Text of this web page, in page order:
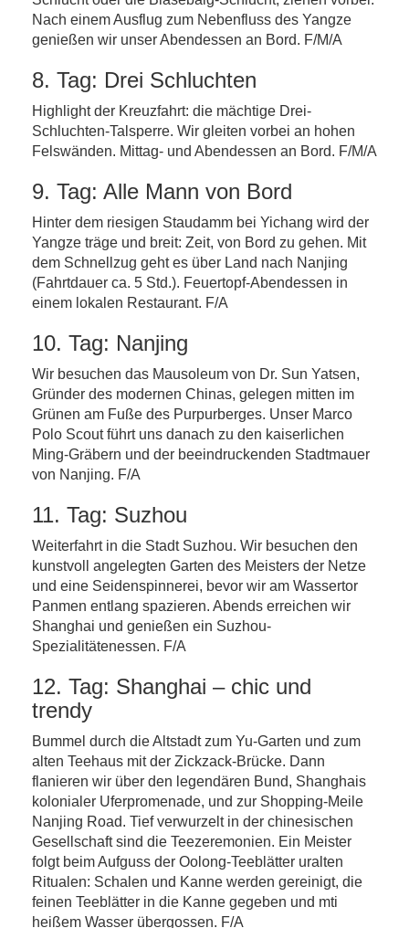
Nach einem Ausflug zum Nebenfluss des Yangze
genießen wir unser Abendessen an Bord. F/M/A
8. Tag: Drei Schluchten
Highlight der Kreuzfahrt: die mächtige Drei-
Schluchten-Talsperre. Wir gleiten vorbei an hohen
Felswänden. Mittag- und Abendessen an Bord. F/M/A
9. Tag: Alle Mann von Bord
Hinter dem riesigen Staudamm bei Yichang wird der
Yangze träge und breit: Zeit, von Bord zu gehen. Mit
dem Schnellzug geht es über Land nach Nanjing
(Fahrtdauer ca. 5 Std.). Feuertopf-Abendessen in
einem lokalen Restaurant. F/A
10. Tag: Nanjing
Wir besuchen das Mausoleum von Dr. Sun Yatsen,
Gründer des modernen Chinas, gelegen mitten im
Grünen am Fuße des Purpurberges. Unser Marco
Polo Scout führt uns danach zu den kaiserlichen
Ming-Gräbern und der beeindruckenden Stadtmauer
von Nanjing. F/A
11. Tag: Suzhou
Weiterfahrt in die Stadt Suzhou. Wir besuchen den
kunstvoll angelegten Garten des Meisters der Netze
und eine Seidenspinnerei, bevor wir am Wassertor
Panmen entlang spazieren. Abends erreichen wir
Shanghai und genießen ein Suzhou-
Spezialitätenessen. F/A
12. Tag: Shanghai – chic und
trendy
Bummel durch die Altstadt zum Yu-Garten und zum
alten Teehaus mit der Zickzack-Brücke. Dann
flanieren wir über den legendären Bund, Shanghais
kolonialer Uferpromenade, und zur Shopping-Meile
Nanjing Road. Tief verwurzelt in der chinesischen
Gesellschaft sind die Teezeremonien. Ein Meister
folgt beim Aufguss der Oolong-Teeblätter uralten
Ritualen: Schalen und Kanne werden gereinigt, die
feinen Teeblätter in die Kanne gegeben und mti
heißem Wasser übergossen. F/A